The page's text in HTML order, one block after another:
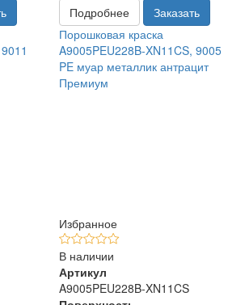
Подробнее
Заказать
Порошковая краска
A9005PEU228B-XN11CS, 9005
PE муар металлик антрацит
Премиум
Избранное
В наличии
Артикул
A9005PEU228B-XN11CS